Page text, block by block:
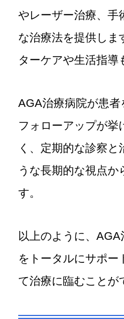
やレーザー治療、手
な治療法を提供しま
ターケアや生活指導
AGA治療病院が患
フォローアップが挙
く、定期的な診察
うな長期的な視点か
す。
以上のように、
をトータルにサポー
て治療に臨むことが